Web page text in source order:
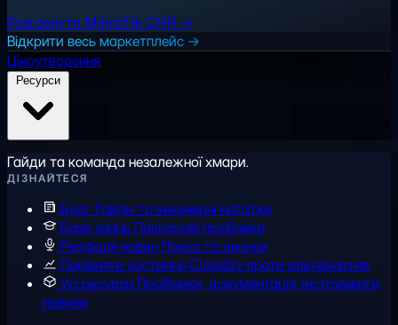
Розгорнути MikroTik CHR →
Відкрити весь маркетплейс →
Ціноутворення
Гайди та команда незалежної хмари.
ДІЗНАЙТЕСЯ
Блог Гайди та інженерні нотатки
База знань Покрокові посібники
Редакція новин Преса та анонси
Порівняти хостинги Cloudzy проти альтернатив
Усі ресурси Посібники, документація, інструменти,
новини